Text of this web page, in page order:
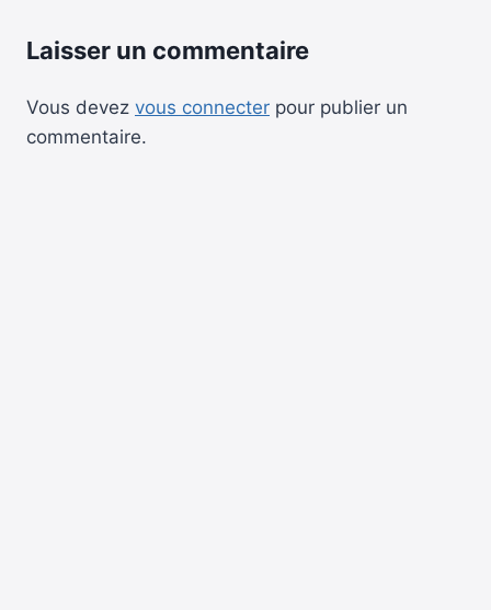
Laisser un commentaire
Vous devez vous connecter pour publier un
commentaire.